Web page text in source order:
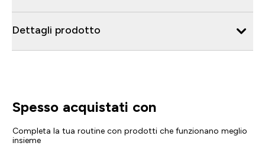
Dettagli prodotto
Spesso acquistati con
Completa la tua routine con prodotti che funzionano meglio
insieme